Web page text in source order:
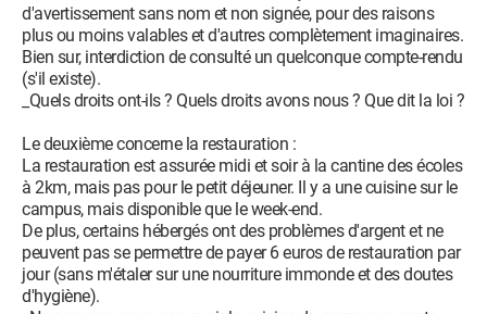
d'avertissement sans nom et non signée, pour des raisons
plus ou moins valables et d'autres complètement imaginaires.
Bien sur, interdiction de consulté un quelconque compte-rendu
(s'il existe).
_Quels droits ont-ils ? Quels droits avons nous ? Que dit la loi ?
Le deuxième concerne la restauration :
La restauration est assurée midi et soir à la cantine des écoles
à 2km, mais pas pour le petit déjeuner. Il y a une cuisine sur le
campus, mais disponible que le week-end.
De plus, certains hébergés ont des problèmes d'argent et ne
peuvent pas se permettre de payer 6 euros de restauration par
jour (sans m'étaler sur une nourriture immonde et des doutes
d'hygiène).